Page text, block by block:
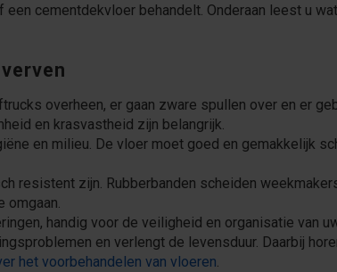
cementdekvloer behandelt. Onderaan leest u
overheen, er gaan zware spullen over en er
en krasvastheid zijn belangrijk.
en milieu. De vloer moet goed en gemakkelijk
resistent zijn. Rubberbanden scheiden
omgaan.
handig voor de veiligheid en organisatie van
en verlengt de levensduur. Daarbij
het voorbehandelen van vloeren.